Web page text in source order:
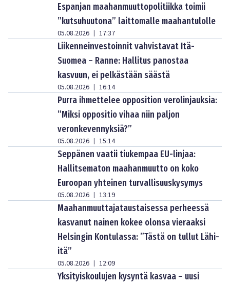
Espanjan maahanmuuttopolitiikka toimii
”kutsuhuutona” laittomalle maahantulolle
05.08.2026 | 17:37
Liikenneinvestoinnit vahvistavat Itä-
Suomea – Ranne: Hallitus panostaa
kasvuun, ei pelkästään säästä
05.08.2026 | 16:14
Purra ihmettelee opposition verolinjauksia:
”Miksi oppositio vihaa niin paljon
veronkevennyksiä?”
05.08.2026 | 15:14
Seppänen vaatii tiukempaa EU-linjaa:
Hallitsematon maahanmuutto on koko
Euroopan yhteinen turvallisuuskysymys
05.08.2026 | 13:19
Maahanmuuttajataustaisessa perheessä
kasvanut nainen kokee olonsa vieraaksi
Helsingin Kontulassa: ”Tästä on tullut Lähi-
itä”
05.08.2026 | 12:09
Yksityiskoulujen kysyntä kasvaa – uusi